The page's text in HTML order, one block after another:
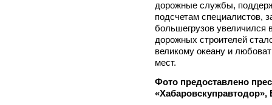
дорожные службы,
подсчетам специалистов,
большегрузов увеличился
дорожных строителей
великому океану и
мест.
Фото предоставлено